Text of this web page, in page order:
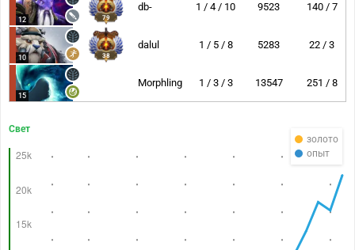
12 79
db- 1 / 4 / 10 9523 140 / 7
10 38
dalul 1 / 5 / 8 5283 22 / 3
15
Morphling 1 / 3 / 3 13547 251 / 8
золото
опыт
Свет